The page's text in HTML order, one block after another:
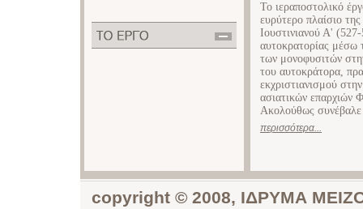
Το ιεραποστολικό
ευρύτερο πλαίσιο
Ιουστινιανού Α'
αυτοκρατορίας μέσω
των μονοφυσιτών
του αυτοκράτορα,
εκχριστιανισμού
ασιατικών επαρχιών
Ακολούθως
περισσότερα...
copyright © 2008, ΙΔΡΥΜΑ